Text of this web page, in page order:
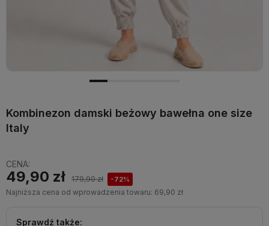
Kombinezon damski beżowy bawełna one size
Italy
CENA:
49,90 zł 179,90 zł -72%
Najniższa cena od wprowadzenia towaru: 69,90 zł
Sprawdź także: